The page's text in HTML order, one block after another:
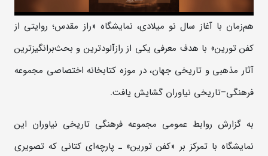
هم‌زمان با آغاز سال نو میلادی، نمایشگاه «راز مقدس؛ روایتی از
کفن تورین» با هدف معرفی یکی از رازآلودترین و بحث‌برانگیزترین
آثار مذهبی و تاریخی جهان، در موزه کتابخانه اختصاصی مجموعه
فرهنگی‌–‌تاریخی نیاوران گشایش یافت.
به گزارش روابط عمومی مجموعه فرهنگی تاریخی نیاوران این
نمایشگاه با تمرکز بر «کفن تورین» ـ پارچه‌ای کتانی که تصویری